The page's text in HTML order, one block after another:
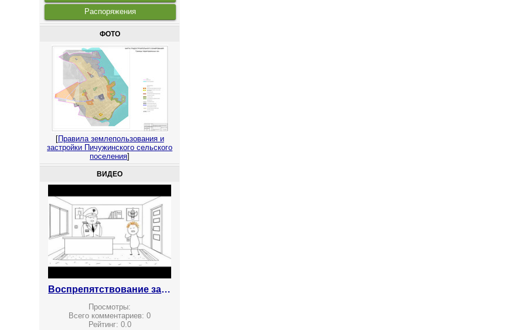
Распоряжения
ФОТО
[Правила землепользования и
застройки Пичужинского сельского
поселения]
ВИДЕО
Воспрепятствование законной предпринимательской деятельности
Просмотры:
Всего комментариев:0
Рейтинг: 0.0